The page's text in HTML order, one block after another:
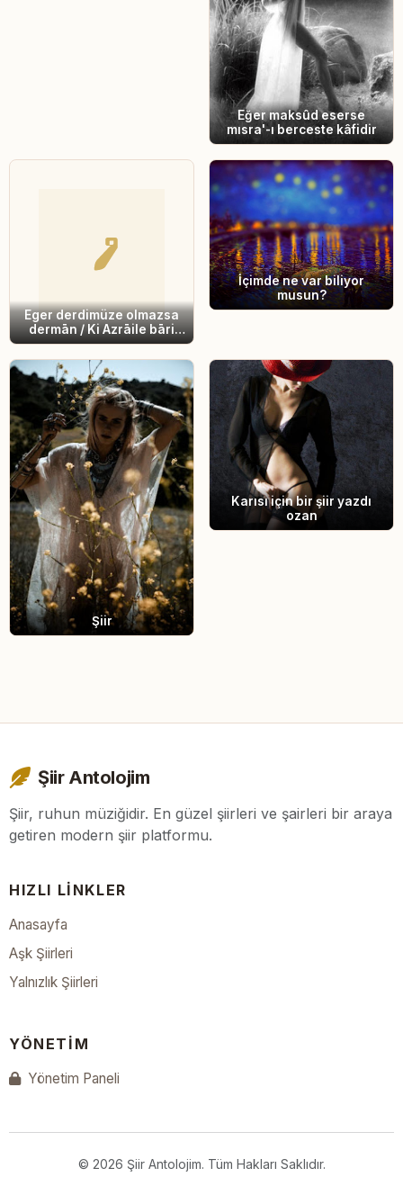
Eğer maksûd eserse
mısra'-ı berceste kâfidir
Eger derdimüze olmazsa
dermān / Ki Azrāile bāri
eyle fermān
İçimde ne var biliyor
musun?
Şiir
Karısı için bir şiir yazdı
ozan
Şiir Antolojim
Şiir, ruhun müziğidir. En güzel şiirleri ve şairleri bir araya
getiren modern şiir platformu.
HIZLI LINKLER
Anasayfa
Aşk Şiirleri
Yalnızlık Şiirleri
YÖNETIM
Yönetim Paneli
© 2026 Şiir Antolojim. Tüm Hakları Saklıdır.